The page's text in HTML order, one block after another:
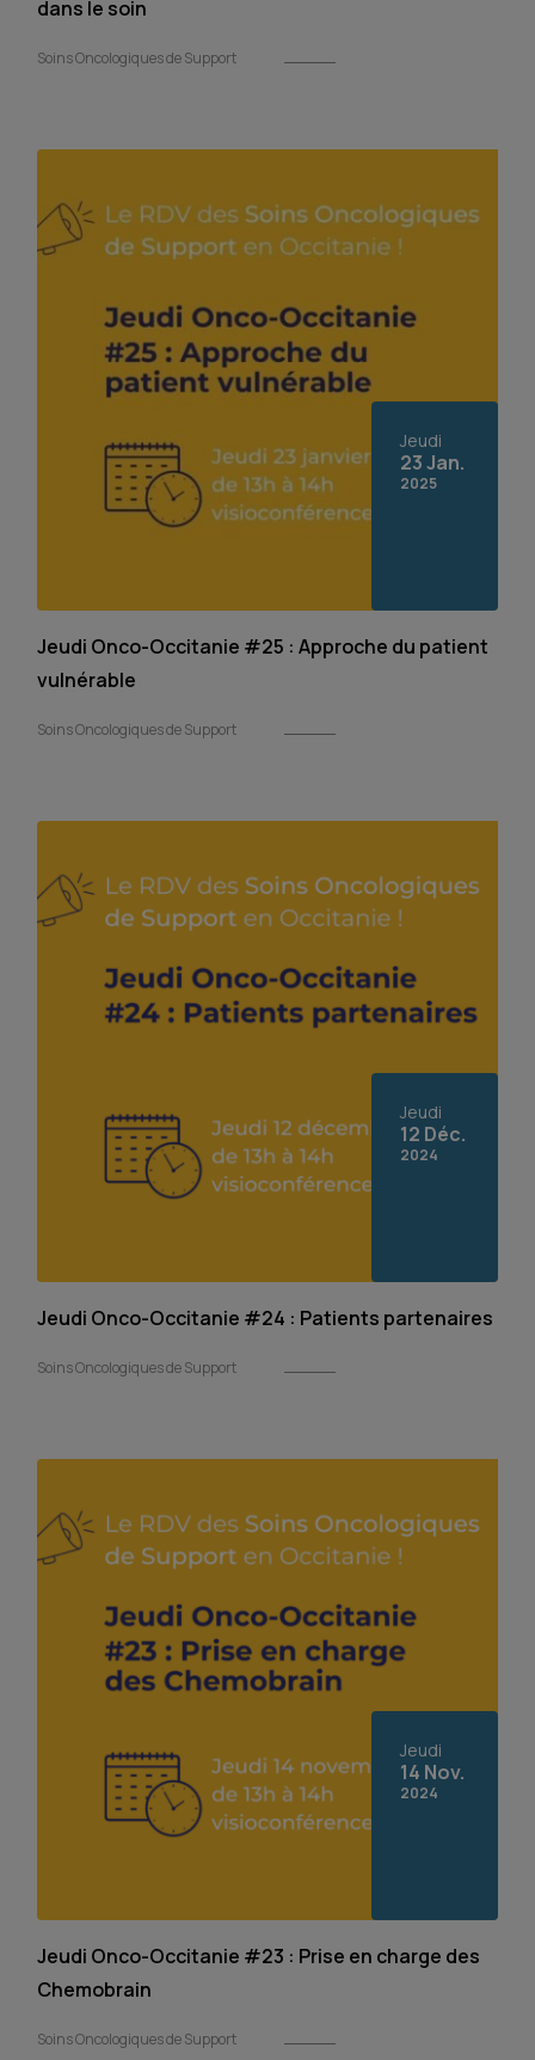
dans le soin
Soins Oncologiques de Support
Jeudi
23 Jan.
2025
Jeudi Onco-Occitanie #25 : Approche du patient
vulnérable
Soins Oncologiques de Support
Jeudi
12 Déc.
2024
Jeudi Onco-Occitanie #24 : Patients partenaires
Soins Oncologiques de Support
Jeudi
14 Nov.
2024
Jeudi Onco-Occitanie #23 : Prise en charge des
Chemobrain
Soins Oncologiques de Support